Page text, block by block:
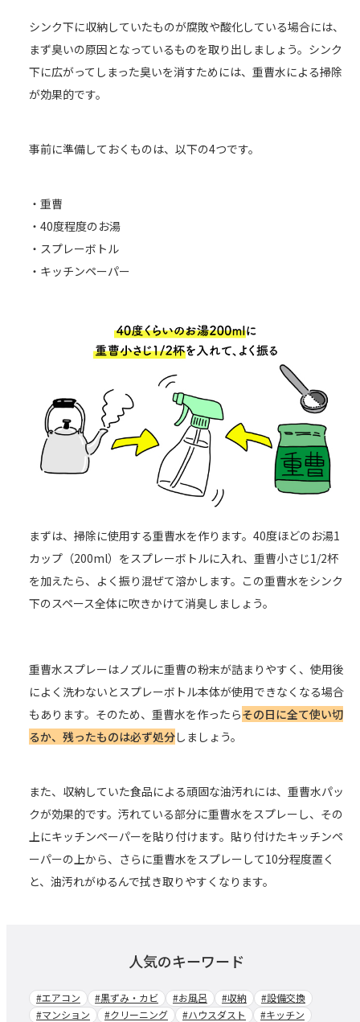
シンク下に収納していたものが腐敗や酸化している場合には、
まず臭いの原因となっているものを取り出しましょう。シンク
下に広がってしまった臭いを消すためには、重曹水による掃除
が効果的です。
事前に準備しておくものは、以下の4つです。
・重曹
・40度程度のお湯
・スプレーボトル
・キッチンペーパー
まずは、掃除に使用する重曹水を作ります。40度ほどのお湯1
カップ（200ml）をスプレーボトルに入れ、重曹小さじ1/2杯
を加えたら、よく振り混ぜて溶かします。この重曹水をシンク
下のスペース全体に吹きかけて消臭しましょう。
重曹水スプレーはノズルに重曹の粉末が詰まりやすく、使用後
によく洗わないとスプレーボトル本体が使用できなくなる場合
もあります。そのため、重曹水を作ったらその日に全て使い切
るか、残ったものは必ず処分しましょう。
また、収納していた食品による頑固な油汚れには、重曹水パッ
クが効果的です。汚れている部分に重曹水をスプレーし、その
上にキッチンペーパーを貼り付けます。貼り付けたキッチンペ
ーパーの上から、さらに重曹水をスプレーして10分程度置く
と、油汚れがゆるんで拭き取りやすくなります。
人気のキーワード
#エアコン #黒ずみ・カビ #お風呂 #収納
#設備交換
#マンション
#クリーニング #ハウスダスト
#キッチン